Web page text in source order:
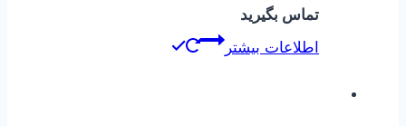
تماس بگیرید
اطلاعات بیشتر